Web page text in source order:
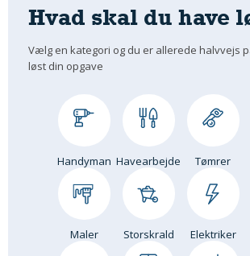
Indendørs
Udendørs
Kan Det Males?
Nybygning
Om Materialer
Om Værktøj
Udskiftning Og Montage
Hvad skal du have
Vælg en kategori og du er allerede halvvejs
løst din opgave
Handyman Havearbejde Tømrer
Maler Storskrald Elektriker